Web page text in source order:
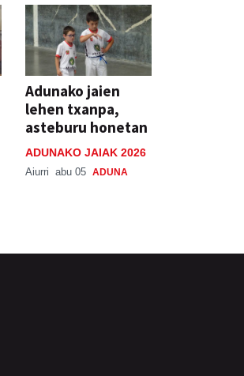
Adunako jaien
lehen txanpa,
asteburu honetan
ADUNAKO JAIAK 2026
Aiurri abu 05 ADUNA